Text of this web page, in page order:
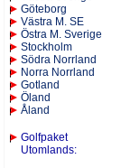
Göteborg
Västra M. SE
Östra M. Sverige
Stockholm
Södra Norrland
Norra Norrland
Gotland
Öland
Åland
Golfpaket
Utomlands: